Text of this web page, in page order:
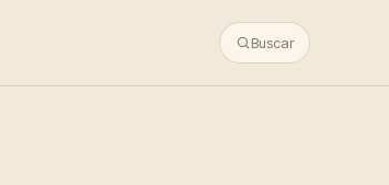
Buscar